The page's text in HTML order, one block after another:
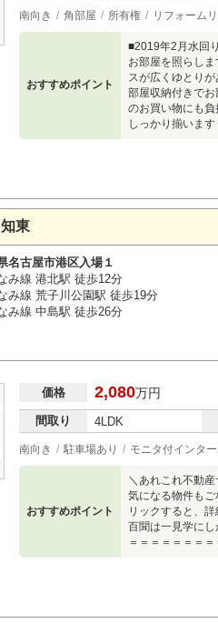
南向き 角部屋 所有権 リフォーム
おすすめポイント
■2019年2月水回
お部屋を照らし
スが広くゆとり
部屋収納付きで
のお買い物にも
しっかり揃います
東
名古屋市港区入場１
み線 港北駅 徒歩12分
み線 荒子川公園駅 徒歩19分
み線 中島駅 徒歩26分
価格 2,080万円
間取り 4LDK
南向き 駐車場あり モニタ付インタ
おすすめポイント
＼あれこれ不動
気になる物件も
リックすると、
百聞は一見学に
＝＝＝＝＝＝＝